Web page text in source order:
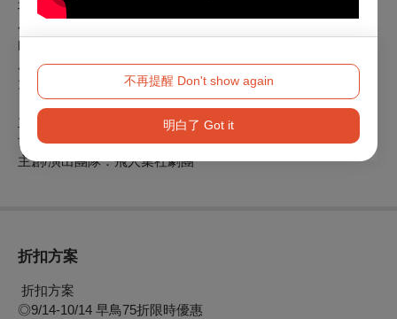
不再提醒 Don't show again
明白了 Got it
場行走各處、自由飛行的藝術創作者集合之所。製作規格定位
為以多元複合的精神製作/創作、小規模並挑戰傳統觀賞距離
的表演藝術作品。將偶的定義放到最大，透過「操作」、「運
用」讓沒有生命的物件(包括戲偶)可以傳遞戲劇情感，以小寓
大，以實踐「無物不成偶」。
主辦單位：勾勾手合作社
協辦單位：臺南市政府文化局
主創/演出團隊：飛人集社劇團
折扣方案
折扣方案
◎9/14-10/14 早鳥75折限時優惠